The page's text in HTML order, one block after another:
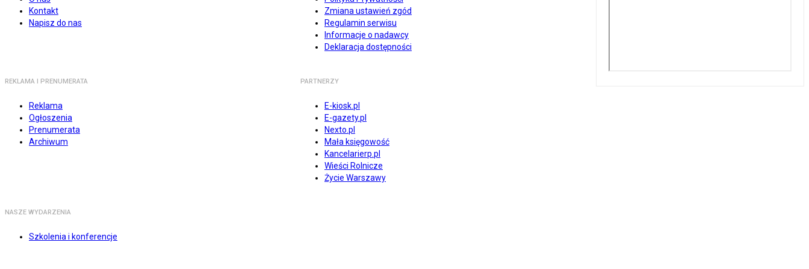
Kontakt
Napisz do nas
Zmiana ustawień zgód
Regulamin serwisu
Informacje o nadawcy
Deklaracja dostępności
REKLAMA I PRENUMERATA
Reklama
Ogłoszenia
Prenumerata
Archiwum
PARTNERZY
E-kiosk.pl
E-gazety.pl
Nexto.pl
Mała księgowość
Kancelarierp.pl
Wieści Rolnicze
Życie Warszawy
NASZE WYDARZENIA
Szkolenia i konferencje